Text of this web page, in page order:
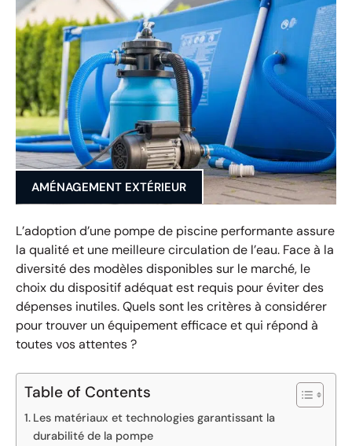
AMÉNAGEMENT EXTÉRIEUR
L’adoption d’une pompe de piscine performante assure
la qualité et une meilleure circulation de l’eau. Face à la
diversité des modèles disponibles sur le marché, le
choix du dispositif adéquat est requis pour éviter des
dépenses inutiles. Quels sont les critères à considérer
pour trouver un équipement efficace et qui répond à
toutes vos attentes ?
Table of Contents
Les matériaux et technologies garantissant la
durabilité de la pompe